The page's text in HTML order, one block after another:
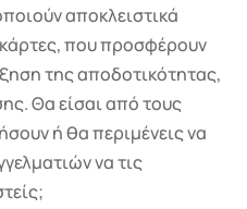
αποκλειστικά
που προσφέρουν
της αποδοτικότητας,
Θα είσαι από τους
ή θα περιμένεις να
να τις